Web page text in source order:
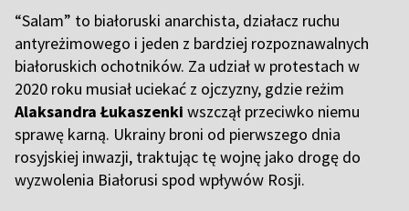
“Salam” to białoruski anarchista, działacz ruchu
antyreżimowego i jeden z bardziej rozpoznawalnych
białoruskich ochotników. Za udział w protestach w
2020 roku musiał uciekać z ojczyzny, gdzie reżim
Alaksandra Łukaszenki wszczął przeciwko niemu
sprawę karną. Ukrainy broni od pierwszego dnia
rosyjskiej inwazji, traktując tę wojnę jako drogę do
wyzwolenia Białorusi spod wpływów Rosji.